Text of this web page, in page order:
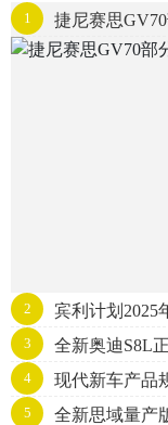
1 捷尼赛思
2 宾利计划2025
3 全新奥迪S8L
4 现代新车产品
5 全新思域量产